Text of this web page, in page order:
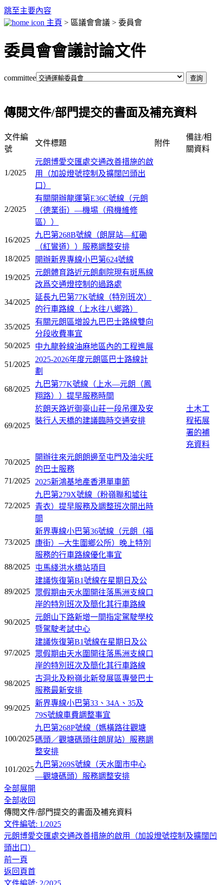
跳至主要內容
主頁 > 區議會會議 > 委員會
委員會會議討論文件
committee
傳閱文件/部門提交的書面及補充資料
文件編
號
文件標題 附件
備註/相
關資料
1/2025
元朗博愛交匯處交通改善措施的啟
用（加設燈號控制及擴闊凹頭出
口）
2/2025
有關開辦龍運第E36C號線（元朗
（德業街）—機埸（飛機維修
區））
16/2025
九巴第268B號線（朗屏站—紅磡
（紅鸞道））服務調整安排
18/2025
開辦新界專線小巴第624號線
19/2025
元朗體育路近元朗劇院現有斑馬線
改爲交通燈控制的過路處
34/2025
延長九巴第77K號線（特別班次）
的行車路線（上水往八鄉路）
35/2025
有關元朗區增設九巴巴士路線雙向
分段收費事宜
50/2025
中九龍幹線油麻地區內的工程進展
51/2025
2025-2026年度元朗區巴士路線計
劃
68/2025
九巴第77K號線（上水—元朗（鳳
翔路））提早服務時間
69/2025
於朗天路近御豪山莊一段吊運及安
裝行人天橋的建議臨時交通安排
土木工
程拓展
署的補
充資料
70/2025
開辦往來元朗朗邊至屯門及油尖旺
的巴士服務
71/2025
2025新鴻基地產香港單車節
72/2025
九巴第279X號線（粉嶺聯和墟往
青衣）提早服務及調整班次開出時
間
73/2025
新界專線小巴第36號線（元朗（福
康街）─大生圍鄉公所）晚上特別
服務的行車路線優化事宜
88/2025
屯馬綫洪水橋站項目
89/2025
建議恢復第B1號線在星期日及公
眾假期由天水圍開往落馬洲支線口
岸的特別班次及簡化其行車路線
90/2025
元朗山下路新增一間指定駕駛學校
暨駕駛考試中心
97/2025
建議恢復第B1號線在星期日及公
眾假期由天水圍開往落馬洲支線口
岸的特別班次及簡化其行車路線
98/2025
古洞北及粉嶺北新發展區專營巴士
服務最新安排
99/2025
新界專線小巴第33、34A、35及
79S號線車費調整事宜
100/2025
九巴第268P號線（媽橫路往觀塘
碼頭／觀塘碼頭往朗屏站）服務調
整安排
101/2025
九巴第269S號線（天水圍市中心
—觀塘碼頭）服務調整安排
全部展開
全部收回
傳閱文件/部門提交的書面及補充資料
文件編號: 1/2025
元朗博愛交匯處交通改善措施的啟用（加設燈號控制及擴闊凹
頭出口）
前一頁
返回頁首
文件編號: 2/2025